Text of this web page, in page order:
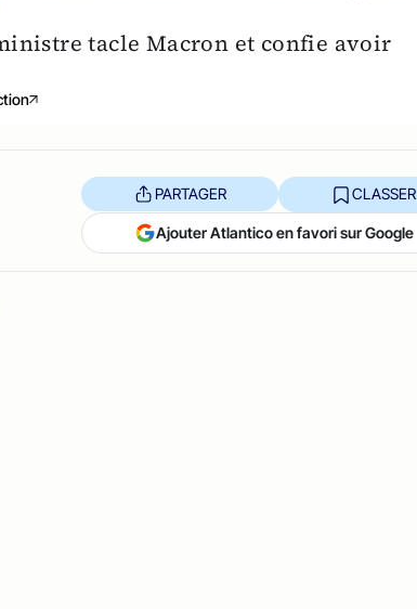
tacle Macron et confie avoir
PARTAGER CLASSER
Ajouter Atlantico en favori sur Google